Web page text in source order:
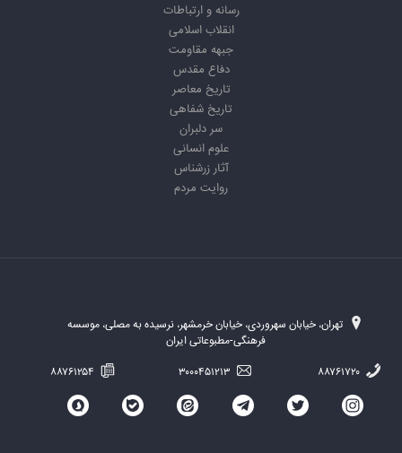
رسانه و ارتباطات
انقلاب اسلامی
جبهه مقاومت
دفاع مقدس
تاریخ معاصر
تاریخ شفاهی
سر دلبران
علوم انسانی
آثار زرشناس
روایت مردم
تهران، خیابان سهروردی، خیابان خرمشهر، نرسیده به مصلی، موسسه
فرهنگی-مطبوعاتی ایران